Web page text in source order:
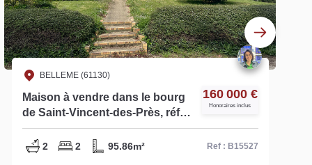
BELLEME (61130)
Maison à vendre dans le bourg
de Saint-Vincent-des-Près, réf
B15527
160 000 €
Honoraires inclus
2 2 95.86m² Ref : B15527